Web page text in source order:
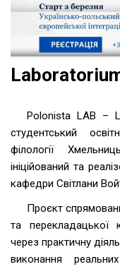
Polonista LAB –
студентський
філології
ініційований та
кафедри Світлани
Проєкт
та перекладацької
через практичну
виконання